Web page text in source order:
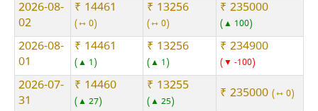
2026-08-
02
₹ 14461
⇿ 0
₹ 13256
⇿ 0
₹ 235000
▲ 100
2026-08-
01
₹ 14461
▲ 1
₹ 13256
▲ 1
₹ 234900
▼ -100
2026-07-
31
₹ 14460
▲ 27
₹ 13255
▲ 25 ₹ 235000 ⇿ 0